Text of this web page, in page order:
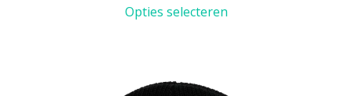
Opties selecteren